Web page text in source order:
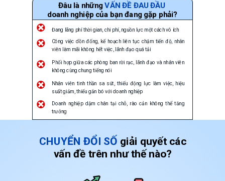
Công việc dồn đống, kế hoạch liên tục chậm tiến độ, nhân
viên làm mãi không hết việc, lãnh đạo quá tải
Nhân viên tinh thần sa sút, thiếu động lực làm việc, hiệu
suất giảm,thiếu gắn bó với doanh nghiệp
Phối hợp giữa các phòng ban rời rạc, lãnh đạo và nhân viên
không cùng chung tiếng nói
Doanh nghiệp dậm chân tại chỗ, rào cản không thể tăng
trưởng
Đang lãng phí thời gian, chi phí, nguồn lực một cách vô ích
CHUYỂN ĐỔI SỐ giải quyết các
vấn đề trên như thế nào?
Đâu là những VẤN ĐỀ ĐAU ĐẦU
doanh nghiệp của bạn đang gặp phải?